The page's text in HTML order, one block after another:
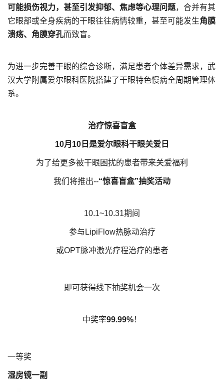
可能损伤视力，甚至引发抑郁、焦虑等心理问题，合并有其
它眼部或全身疾病的干眼往往病情较重，甚至可能发生角膜
溃疡、角膜穿孔而致盲。
为进一步完善干眼的综合诊断，满足患者个体差异需求，武
汉大学附属爱尔眼科医院搭建了干眼特色慢病全周期管理体
系。
治疗惊喜盲盒
10月10日是爱尔眼科干眼关爱日
为了给更多被干眼困扰的患者带来关爱福利
我们将推出--“惊喜盲盒”抽奖活动
10.1~10.31期间
参与LipiFlow热脉动治疗
或OPT脉冲激光疗程治疗的患者
即可获得线下抽奖机会一次
中奖率99.99%！
​一等奖
湿房镜一副